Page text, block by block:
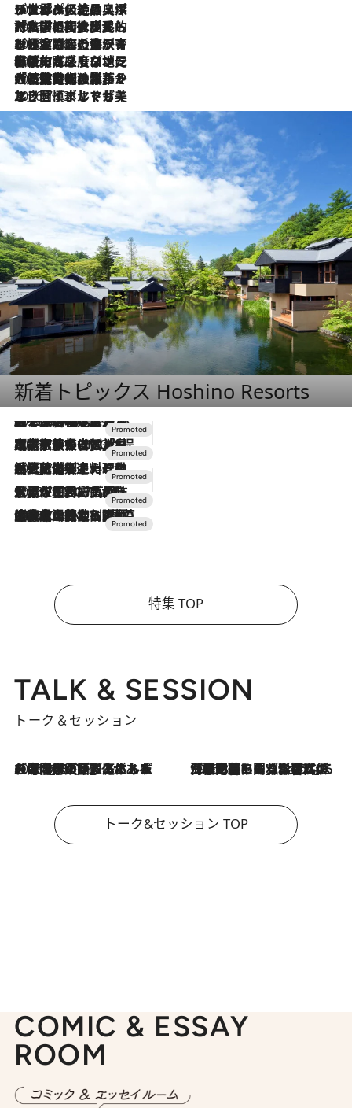
2026.8.8
リスボンの絶品スイーツ「パステル・デ・ナタ」とは？ポルトガル伝統の奥深い世界へ
2026.7.27
「私の祖国はポルトガル語です」国民的詩人フェルナンド・ペソアと、彼が愛した文学の街を歩く
2026.7.26
ポルトガル近海が育む極上の海の幸。キリリと冷えた白ワインと愉しむ、シーフード専門店の贅沢
2026.7.22
伝統の味をモダンに昇華。高感度な地元客が集う、リスボンの最旬ガストロノミー
2026.7.21
大航海時代の栄華から、震災、独裁、そして革命へ。ポルトガル・首都リスボンの石畳に刻まれた「歴史の光と影」
2026.7.13
エッセイ・ヤマザキマリ「慎ましくも美しき国 ポルトガル」
新着トピックス Hoshino Resorts
2026.8.7
【トンボの足水浴】ヒノキの香りに包まれて涼感マックス！約13℃の湧水かけ流しを避暑地「星野温泉 トンボの湯」で体験
2026.7.31
【ホテル帰省】という選択肢をOMOが提案。家族とほどよい距離を保つには「昼は実家、夜は気兼ねなくホテルで！」
2026.7.24
【夏限定ディナーコース】旬を迎える稚鮎や花ズッキーニなどをイタリア・トスカーナの郷土料理の手法で満喫！
2026.7.17
「土佐和ハーブかき氷」がOMO7高知に登場！生姜、山椒、大葉など目にも舌にも涼を呼ぶ郷土の味
2026.7.10
NEW OPEN！【界 草津】名湯の地に誕生。趣の異なる2種の温泉と上州ならではの会席・蕎麦割烹など美食を味わう究極の癒やし旅
特集 TOP
TALK & SESSION
トーク＆セッション
2026.8.3
「今後値上げがあるとすれば…」「リスクがあるのは今年の冬」エネルギー専門家が語る、ホルムズ海峡封鎖が家庭にもたらす“ある心配” 2026.8.3
「住宅建てられない…」「サーチャージ料の高値が続いている」ホルムズ海峡封鎖による影響はいつまで続く？《エネルギー専門家に聞く“どうなる日本の暮らし”》
トーク&セッション TOP
COMIC & ESSAY
ROOM